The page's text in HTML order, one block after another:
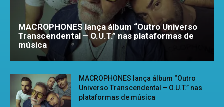
MACROPHONES lança álbum “Outro Universo
Transcendental – O.U.T.” nas plataformas de
música
MACROPHONES lança álbum “Outro
Universo Transcendental – O.U.T.” nas
plataformas de música